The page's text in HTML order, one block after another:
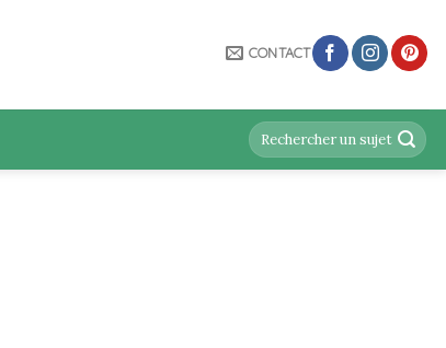
CONTACT